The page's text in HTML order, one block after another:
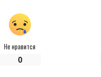
Не нравится
0